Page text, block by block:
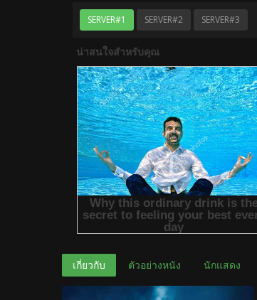
SERVER#1 SERVER#2 SERVER#3
เกี่ยวกับ ตัวอย่างหนัง นักแสดง